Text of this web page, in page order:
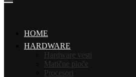
HOME
HARDWARE
Hardware vesti
Matične ploče
Procesori